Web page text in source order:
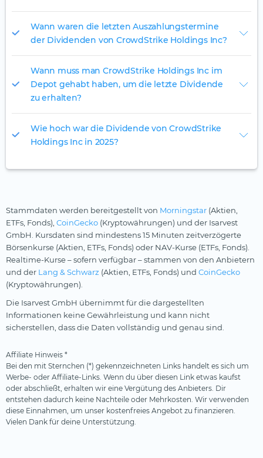
Wann waren die letzten Auszahlungstermine
der Dividenden von CrowdStrike Holdings Inc?
Wann muss man CrowdStrike Holdings Inc im
Depot gehabt haben, um die letzte Dividende
zu erhalten?
Wie hoch war die Dividende von CrowdStrike
Holdings Inc in 2025?
Stammdaten werden bereitgestellt von Morningstar (Aktien,
ETFs, Fonds), CoinGecko (Kryptowährungen) und der Isarvest
GmbH. Kursdaten sind mindestens 15 Minuten zeitverzögerte
Börsenkurse (Aktien, ETFs, Fonds) oder NAV-Kurse (ETFs, Fonds).
Realtime-Kurse – sofern verfügbar – stammen von den Anbietern
und der Lang & Schwarz (Aktien, ETFs, Fonds) und CoinGecko
(Kryptowährungen).
Die Isarvest GmbH übernimmt für die dargestellten
Informationen keine Gewährleistung und kann nicht
sicherstellen, dass die Daten vollständig und genau sind.
Affiliate Hinweis *
Bei den mit Sternchen (*) gekennzeichneten Links handelt es sich um
Werbe- oder Affiliate-Links. Wenn du über diesen Link etwas kaufst
oder abschließt, erhalten wir eine Vergütung des Anbieters. Dir
entstehen dadurch keine Nachteile oder Mehrkosten. Wir verwenden
diese Einnahmen, um unser kostenfreies Angebot zu finanzieren.
Vielen Dank für deine Unterstützung.